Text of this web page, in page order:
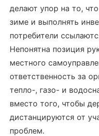
делают упор на то,
зиме и выполнять
потребители
Непонятна позиция
местного
ответственность за
тепло-, газо- и
вместо того, чтобы
дистанцируются от
проблем.